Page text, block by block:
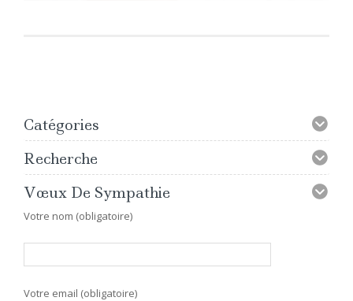
Catégories
Recherche
Vœux De Sympathie
Votre nom (obligatoire)
Votre email (obligatoire)